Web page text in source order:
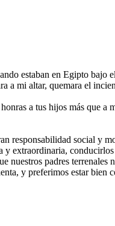
estaban en Egipto bajo
a mi altar, quemara el
a tus hijos más que
responsabilidad social y
extraordinaria,
nuestros padres
y preferimos estar